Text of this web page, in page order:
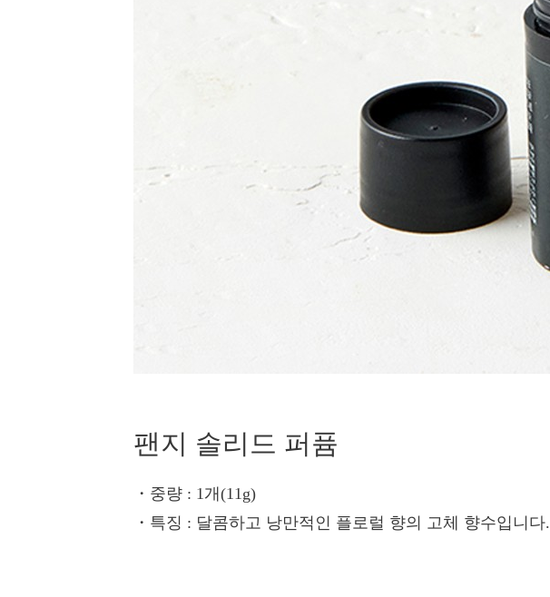
팬지 솔리드 퍼퓸
・중량 : 1개(11g)
・특징 : 달콤하고 낭만적인 플로럴 향의 고체 향수입니다.